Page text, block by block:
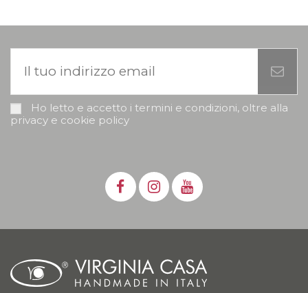
Ho letto e accetto i termini e condizioni, oltre alla
privacy e cookie policy